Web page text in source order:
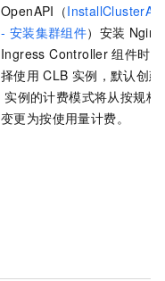
OpenAPI（
- 安装集群组件）安装 Nginx
Ingress Controller 组件时
择使用 CLB 实例，默认创建
实例的计费模式将从按规格
变更为按使用量计费。